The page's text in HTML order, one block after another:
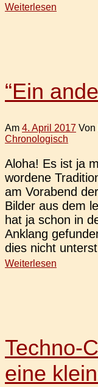
Weiterlesen
“Ein
Am 4. April 2017 Von
Chronologisch
Aloha! Es ist ja
wor­de­ne
am Vor­abend
Bilder aus dem
hat ja schon in
Anklang
dies nicht
Weiterlesen
Techno-
eine